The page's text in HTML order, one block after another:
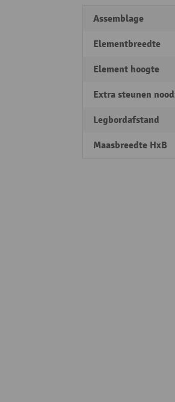
Assemblage
Elementbreedte
Element hoogte
Extra steunen
Legbordafstand
Maasbreedte HxB